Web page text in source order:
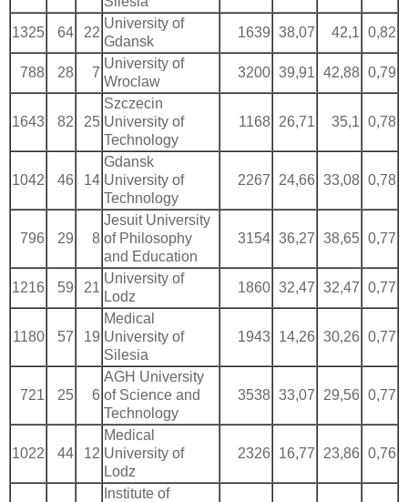
1325
64 22
University of
Gdansk
1639 38,07 42,1 0,82
788 28 7
University of
Wroclaw
3200 39,91 42,88 0,79
1643 82 25
Szczecin
University of
Technology
1168 26,71 35,1 0,78
1042 46 14
Gdansk
University of
Technology
2267 24,66 33,08 0,78
796 29 8
Jesuit University
of Philosophy
and Education
3154 36,27 38,65 0,77
1216 59 21
University of
Lodz
1860 32,47 32,47 0,77
1180 57 19
Medical
University of
Silesia
1943 14,26 30,26 0,77
721 25 6
AGH University
of Science and
Technology
3538 33,07 29,56 0,77
1022 44 12
Medical
University of
Lodz
2326 16,77 23,86 0,76
Institute of